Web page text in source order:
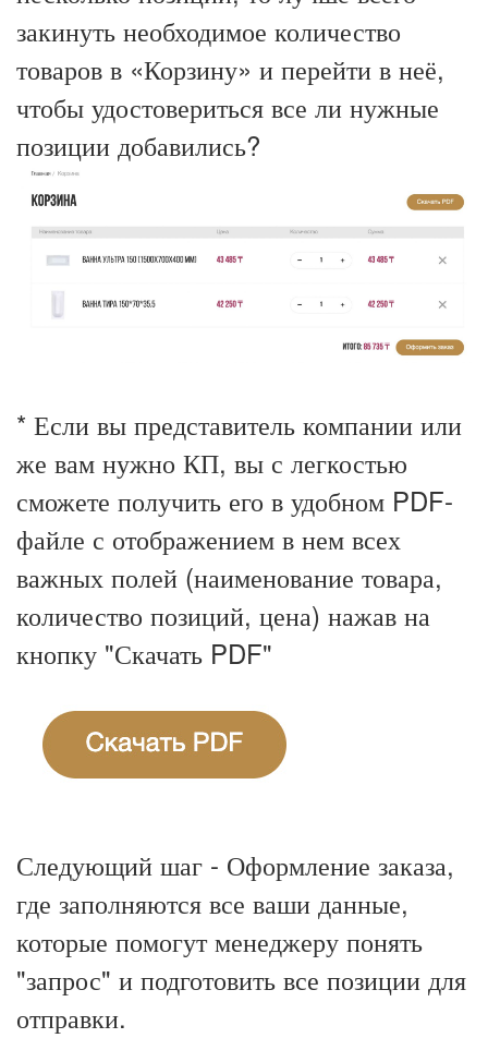
закинуть необходимое количество
товаров в «Корзину» и перейти в неё,
чтобы удостовериться все ли нужные
позиции добавились?
* Если вы представитель компании или
же вам нужно КП, вы с легкостью
сможете получить его в удобном PDF-
файле с отображением в нем всех
важных полей (наименование товара,
количество позиций, цена) нажав на
кнопку "Скачать PDF"
Следующий шаг - Оформление заказа,
где заполняются все ваши данные,
которые помогут менеджеру понять
"запрос" и подготовить все позиции для
отправки.